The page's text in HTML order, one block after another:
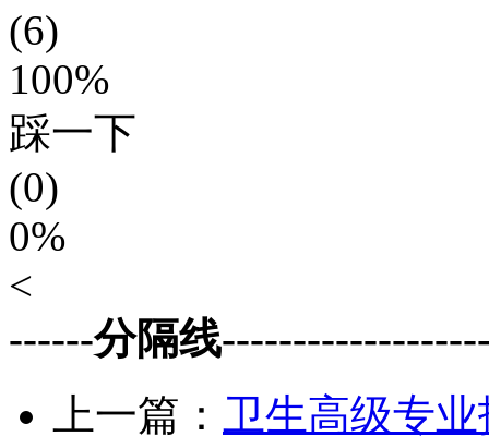
(6)
100%
踩一下
(0)
0%
<
------分隔线
上一篇： 卫生高级专